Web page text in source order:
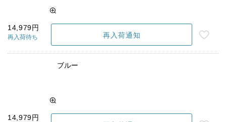
14,979円
再入荷待ち 再入荷通知
ブルー
14,979円